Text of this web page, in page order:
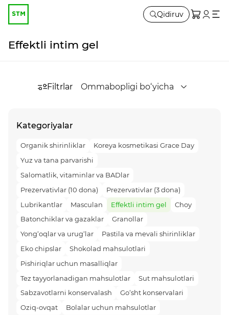
Qidiruv
Effektli intim gel
Filtrlar Ommabopligi bo‘yicha
Kategoriyalar
Organik shirinliklar
Koreya kosmetikasi Grace Day
Yuz va tana parvarishi
Salomatlik, vitaminlar va BADlar
Prezervativlar (10 dona)
Prezervativlar (3 dona)
Lubrikantlar
Masculan Effektli intim gel
Choy
Batonchiklar va gazaklar
Granollar
Yong‘oqlar va urug‘lar
Pastila va mevali shirinliklar
Eko chipslar
Shokolad mahsulotlari
Pishiriqlar uchun masalliqlar
Tez tayyorlanadigan mahsulotlar
Sut mahsulotlari
Sabzavotlarni konservalash
Go‘sht konservalari
Oziq-ovqat
Bolalar uchun mahsulotlar